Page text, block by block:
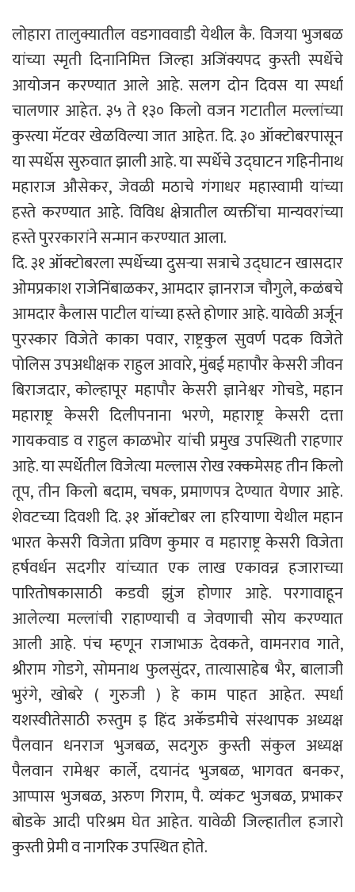
लोहारा तालुक्यातील वडगाववाडी येथील कै. विजया भुजबळ
यांच्या स्मृती दिनानिमित्त जिल्हा अजिंक्यपद कुस्ती स्पर्धेचे
आयोजन करण्यात आले आहे. सलग दोन दिवस या स्पर्धा
चालणार आहेत. ३५ ते १३० किलो वजन गटातील मल्लांच्या
कुस्त्या मॅटवर खेळविल्या जात आहेत. दि. ३० ऑक्टोबरपासून
या स्पर्धेस सुरुवात झाली आहे. या स्पर्धेचे उद्घाटन गहिनीनाथ
महाराज औसेकर, जेवळी मठाचे गंगाधर महास्वामी यांच्या
हस्ते करण्यात आहे. विविध क्षेत्रातील व्यक्तींचा मान्यवरांच्या
हस्ते पुररकारांने सन्मान करण्यात आला.
दि. ३१ ऑक्टोबरला स्पर्धेच्या दुसऱ्या सत्राचे उद्घाटन खासदार
ओमप्रकाश राजेनिंबाळकर, आमदार ज्ञानराज चौगुले, कळंबचे
आमदार कैलास पाटील यांच्या हस्ते होणार आहे. यावेळी अर्जून
पुरस्कार विजेते काका पवार, राष्ट्रकुल सुवर्ण पदक विजेते
पोलिस उपअधीक्षक राहुल आवारे, मुंबई महापौर केसरी जीवन
बिराजदार, कोल्हापूर महापौर केसरी ज्ञानेश्वर गोचडे, महान
महाराष्ट्र केसरी दिलीपनाना भरणे, महाराष्ट्र केसरी दत्ता
गायकवाड व राहुल काळभोर यांची प्रमुख उपस्थिती राहणार
आहे. या स्पर्धेतील विजेत्या मल्लास रोख रक्कमेसह तीन किलो
तूप, तीन किलो बदाम, चषक, प्रमाणपत्र देण्यात येणार आहे.
शेवटच्या दिवशी दि. ३१ ऑक्टोबर ला हरियाणा येथील महान
भारत केसरी विजेता प्रविण कुमार व महाराष्ट्र केसरी विजेता
हर्षवर्धन सदगीर यांच्यात एक लाख एकावन्न हजाराच्या
पारितोषकासाठी कडवी झुंज होणार आहे. परगावाहून
आलेल्या मल्लांची राहाण्याची व जेवणाची सोय करण्यात
आली आहे. पंच म्हणून राजाभाऊ देवकते, वामनराव गाते,
श्रीराम गोडगे, सोमनाथ फुलसुंदर, तात्यासाहेब भैर, बालाजी
भुरंगे, खोबरे ( गुरुजी ) हे काम पाहत आहेत. स्पर्धा
यशस्वीतेसाठी रुस्तुम इ हिंद अकॅडमीचे संस्थापक अध्यक्ष
पैलवान धनराज भुजबळ, सदगुरु कुस्ती संकुल अध्यक्ष
पैलवान रामेश्वर कार्ले, दयानंद भुजबळ, भागवत बनकर,
आप्पास भुजबळ, अरुण गिराम, पै. व्यंकट भुजबळ, प्रभाकर
बोडके आदी परिश्रम घेत आहेत. यावेळी जिल्हातील हजारो
कुस्ती प्रेमी व नागरिक उपस्थित होते.